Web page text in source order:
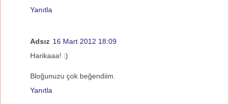
Yanıtla
Adsız 16 Mart 2012 18:09
Harikaaa! :)
Bloğunuzu çok beğendiim.
Yanıtla